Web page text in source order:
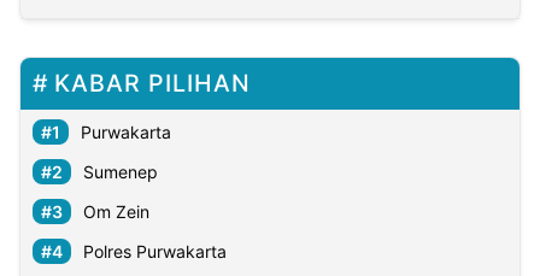
KABAR PILIHAN
Purwakarta
Sumenep
Om Zein
Polres Purwakarta